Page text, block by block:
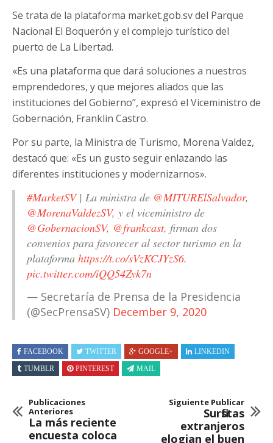
Se trata de la plataforma market.gob.sv del Parque
Nacional El Boquerón y el complejo turístico del
puerto de La Libertad.
«Es una plataforma que dará soluciones a nuestros
emprendedores, y que mejores aliados que las
instituciones del Gobierno’’, expresó el Viceministro de
Gobernación, Franklin Castro.
Por su parte, la Ministra de Turismo, Morena Valdez,
destacó que: «Es un gusto seguir enlazando las
diferentes instituciones y modernizarnos».
#MarketSV| La ministra de @MITURElSalvador,
@MorenaValdezSV, y el viceministro de
@GobernacionSV, @frankcast, firman dos
convenios para favorecer al sector turismo en la
plataforma https://t.co/sVzKCJYzS6.
pic.twitter.com/iQQ54Zyk7n
— Secretaría de Prensa de la Presidencia
(@SecPrensaSV) December 9, 2020
FACEBOOK TWITTER GOOGLE+
LINKEDIN
TUMBLR
PINTEREST MAIL
Publicaciones
Anteriores
La más reciente
encuesta coloca
Siguiente Publicar
Surfistas
extranjeros
elogian el buen